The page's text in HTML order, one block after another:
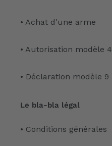
• Achat d'une arme
• Autorisation modèle 4
• Déclaration modèle 9
Le bla-bla légal
• Conditions générales